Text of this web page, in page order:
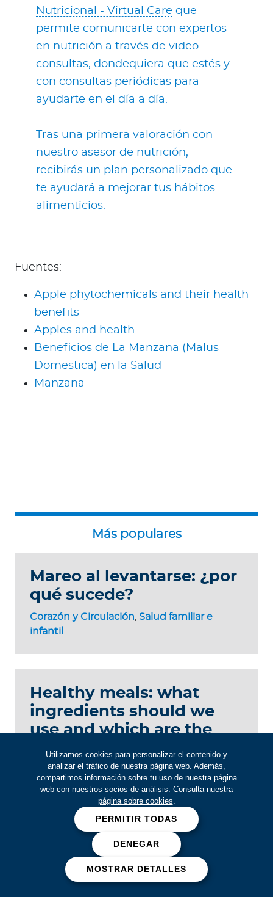
Utilizamos cookies para personalizar el contenido y
analizar el tráfico de nuestra página web. Además,
compartimos información sobre tu uso de nuestra página
web con nuestros socios de análisis. Consulta nuestra
página sobre cookies.
PERMITIR TODAS
DENEGAR
MOSTRAR DETALLES
Nutricional - Virtual Care que
permite comunicarte con expertos
en nutrición a través de video
consultas, dondequiera que estés y
con consultas periódicas para
ayudarte en el día a día.
Tras una primera valoración con
nuestro asesor de nutrición,
recibirás un plan personalizado que
te ayudará a mejorar tus hábitos
alimenticios.
Fuentes:
Apple phytochemicals and their health
benefits
Apples and health
Beneficios de La Manzana (Malus
Domestica) en la Salud
Manzana
Corazón y Circulación, Salud familiar e
infantil
Mareo al levantarse: ¿por
qué sucede?
Nutrition
Healthy meals: what
ingredients should we
use and which are the
best recipes to follow?
Si eres asegurado
Descarga nuestra app